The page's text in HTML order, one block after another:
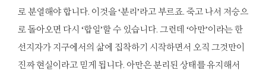
로 분열해야 합니다. 이것을 ‘분리’라고 부르죠. 죽고 나서 저승으
로 돌아오면 다시 ‘합일’할 수 있습니다. 그런데 ‘아만’이라는 한
선지자가 지구에서의 삶에 집착하기 시작하면서 오직 그것만이
진짜 현실이라고 믿게 됩니다. 아만은 분리된 상태를 유지해서